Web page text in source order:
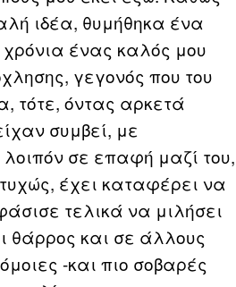
ιδέα, θυμήθηκα ένα
ένας καλός μου
γεγονός που του
τότε, όντας αρκετά
συμβεί, με
σε επαφή μαζί του,
έχει καταφέρει να
τελικά να μιλήσει
θάρρος και σε άλλους
-και πιο σοβαρές